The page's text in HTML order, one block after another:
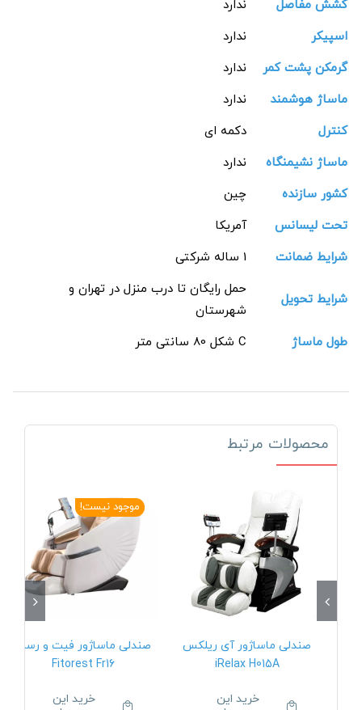
کشش مفاصل
ندارد
اسپیکر
ندارد
گرمکن پشت کمر
ندارد
ماساژ هوشمند
ندارد
کنترل
دکمه ای
ماساژ نشیمنگاه
ندارد
کشور سازنده
چین
تحت لیسانس
آمریکا
شرایط ضمانت
1 ساله شرکتی
شرایط تحویل
حمل رایگان تا درب منزل در تهران و
شهرستان
طول ماساژ
C شکل 80 سانتی متر
محصولات مرتبط
صندلی ماساژور آی ریلکس
iRelax H015A
خرید این
موجود نیست!
صندلی ماساژور فیت و رست
Fitorest Fr16
خرید این